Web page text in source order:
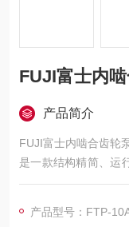
FUJI富士内
产品简介
FUJI富士内啮合齿轮
是一款结构精简、运
内啮合齿轮传动结构
备具备低脉动、低噪
产品型号：FTP-